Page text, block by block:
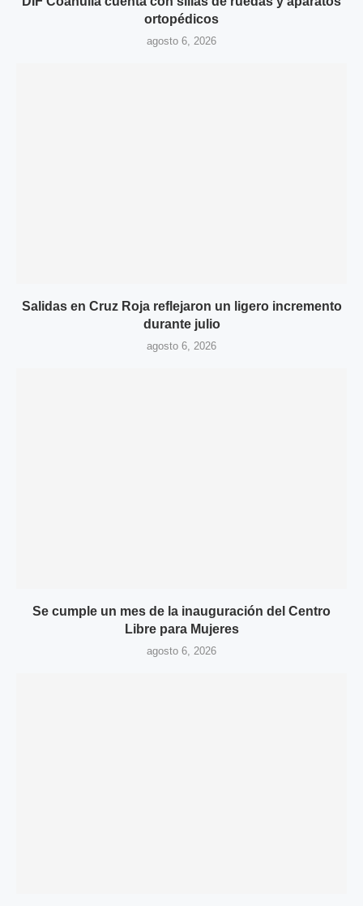
ortopédicos
agosto 6, 2026
Salidas en Cruz Roja reflejaron un ligero incremento
durante julio
agosto 6, 2026
Se cumple un mes de la inauguración del Centro
Libre para Mujeres
agosto 6, 2026